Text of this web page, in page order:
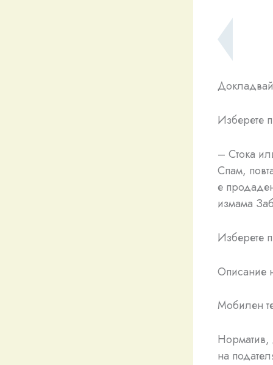
Изберете
– Стока
Спам,
е
измама
Изберете
Описание
Мобилен
Норматив,
на